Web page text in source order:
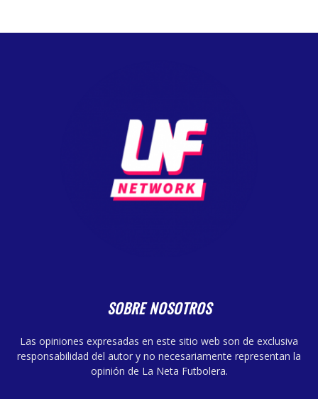
SOBRE NOSOTROS
Las opiniones expresadas en este sitio web son de exclusiva
responsabilidad del autor y no necesariamente representan la
opinión de La Neta Futbolera.